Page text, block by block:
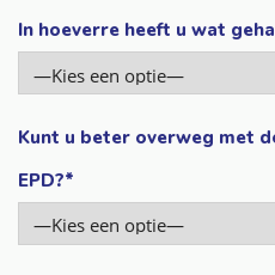
In hoeverre heeft u wat
Kunt u beter overweg met
EPD?*